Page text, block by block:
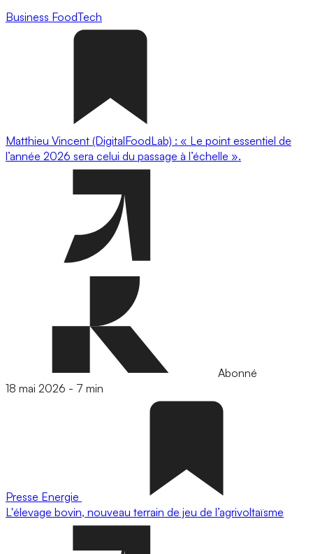
Business FoodTech
Matthieu Vincent (DigitalFoodLab) : « Le point essentiel de
l’année 2026 sera celui du passage à l’échelle ».
Abonné
18 mai 2026 - 7 min
Presse Energie
L'élevage bovin, nouveau terrain de jeu de l’agrivoltaïsme